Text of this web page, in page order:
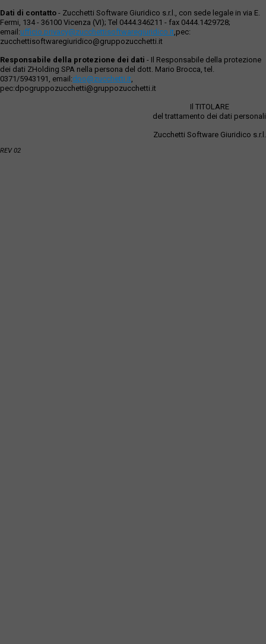
Dati di contatto - Zucchetti Software Giuridico s.r.l., con sede legale in via E.
Fermi, 134 - 36100 Vicenza (VI); Tel 0444.346211 - fax 0444.1429728;
email:ufficio.privacy@zucchettisoftwaregiuridico.it,pec:
zucchettisoftwaregiuridico@gruppozucchetti.it
Responsabile della protezione dei dati - Il Responsabile della protezione
dei dati ZHolding SPA nella persona del dott. Mario Brocca, tel.
0371/5943191, email:dpo@zucchetti.it,
pec:dpogruppozucchetti@gruppozucchetti.it
Il TITOLARE
del trattamento dei dati personali
Zucchetti Software Giuridico s.r.l.
REV 02